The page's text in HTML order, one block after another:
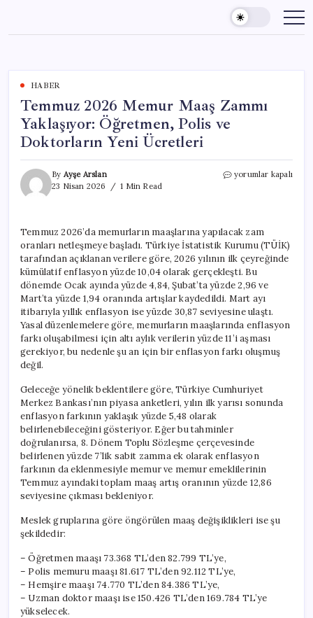
content
HABER
Temmuz 2026 Memur Maaş Zammı
Yaklaşıyor: Öğretmen, Polis ve
Doktorların Yeni Ücretleri
By Ayşe Arslan
23 Nisan 2026
1 Min Read
Temmuz
Yaklaşıyor:
Öğretmen,
Polis
ve
Doktorların
Yeni
Ücretleri
için
yorumlar kapalı
Temmuz 2026’da memurların maaşlarına yapılacak zam
oranları netleşmeye başladı. Türkiye İstatistik Kurumu (TÜİK)
tarafından açıklanan verilere göre, 2026 yılının ilk çeyreğinde
kümülatif enflasyon yüzde 10,04 olarak gerçekleşti. Bu
dönemde Ocak ayında yüzde 4,84, Şubat’ta yüzde 2,96 ve
Mart’ta yüzde 1,94 oranında artışlar kaydedildi. Mart ayı
itibarıyla yıllık enflasyon ise yüzde 30,87 seviyesine ulaştı.
Yasal düzenlemelere göre, memurların maaşlarında enflasyon
farkı oluşabilmesi için altı aylık verilerin yüzde 11’i aşması
gerekiyor, bu nedenle şu an için bir enflasyon farkı oluşmuş
değil.
Geleceğe yönelik beklentilere göre, Türkiye Cumhuriyet
Merkez Bankası’nın piyasa anketleri, yılın ilk yarısı sonunda
enflasyon farkının yaklaşık yüzde 5,48 olarak
belirlenebileceğini gösteriyor. Eğer bu tahminler
doğrulanırsa, 8. Dönem Toplu Sözleşme çerçevesinde
belirlenen yüzde 7’lik sabit zamma ek olarak enflasyon
farkının da eklenmesiyle memur ve memur emeklilerinin
Temmuz ayındaki toplam maaş artış oranının yüzde 12,86
seviyesine çıkması bekleniyor.
Meslek gruplarına göre öngörülen maaş değişiklikleri ise şu
şekildedir:
– Öğretmen maaşı 73.368 TL’den 82.799 TL’ye,
– Polis memuru maaşı 81.617 TL’den 92.112 TL’ye,
– Hemşire maaşı 74.770 TL’den 84.386 TL’ye,
– Uzman doktor maaşı ise 150.426 TL’den 169.784 TL’ye
yükselecek.